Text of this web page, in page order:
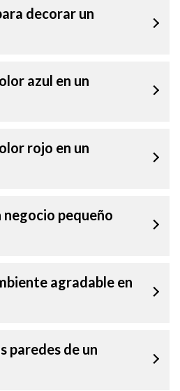
decorar un
azul en un
rojo en un
negocio pequeño
agradable en
paredes de un